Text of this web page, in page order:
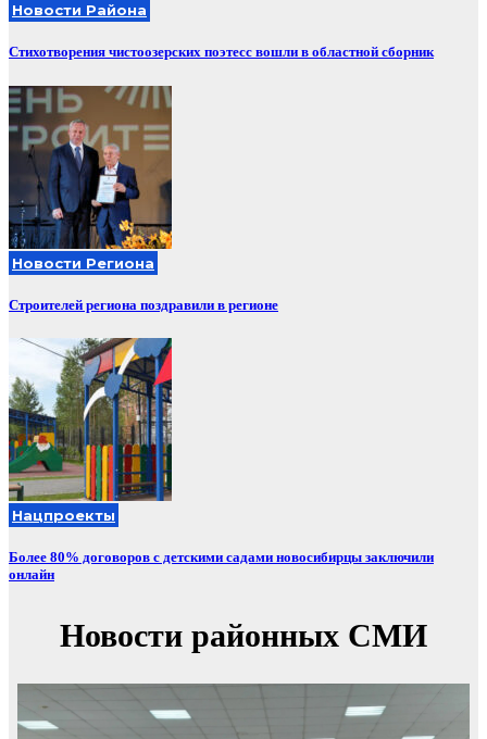
Новости Района
Стихотворения чистоозерских поэтесс вошли в областной сборник
Новости Региона
Строителей региона поздравили в регионе
Нацпроекты
Более 80% договоров с детскими садами новосибирцы заключили
онлайн